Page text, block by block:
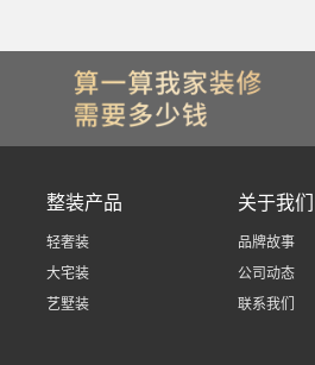
整装产品
轻奢装
大宅装
艺墅装
关于我们
品牌故事
公司动态
联系我们